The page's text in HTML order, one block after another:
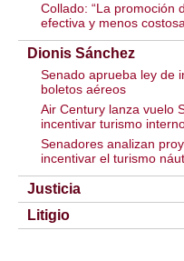
Collado: “La promoción
efectiva y menos
Dionis Sánchez
Senado aprueba ley de
boletos aéreos
Air Century lanza vuelo
incentivar turismo
Senadores analizan
incentivar el turismo
Justicia
Litigio